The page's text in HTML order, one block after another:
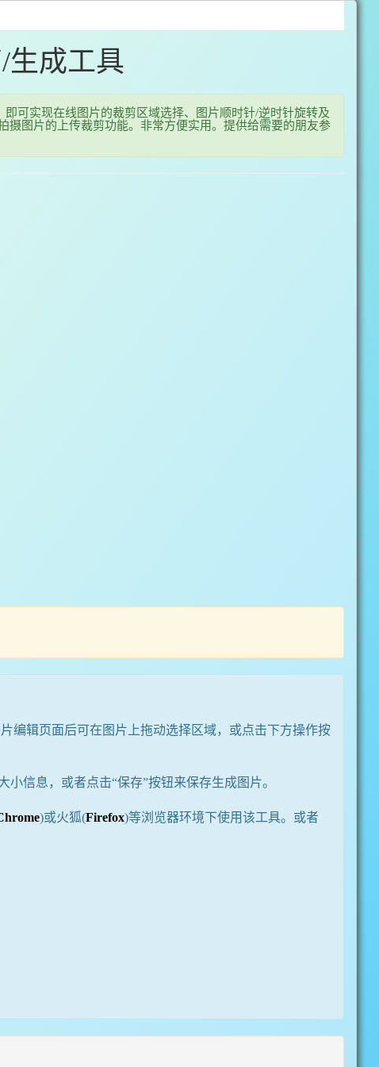
生成工具
可实现在线图片的裁剪区域选择、图片顺时针/逆时针旋转及
图片的上传裁剪功能。非常方便实用。提供给需要的朋友参
编辑页面后可在图片上拖动选择区域，或点击下方操作按
信息，或者点击“保存”按钮来保存生成图片。
)或火狐(Firefox)等浏览器环境下使用该工具。或者